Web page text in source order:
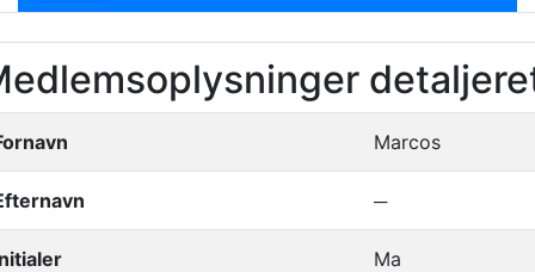
Marcos
─
Ma